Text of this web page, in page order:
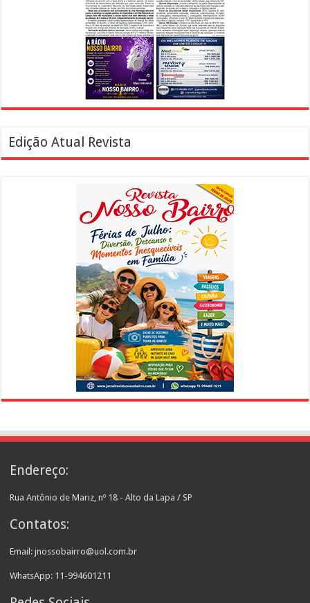
Edição Atual Revista
Endereço:
Rua Antônio de Mariz, nº 18 - Alto da Lapa / SP
Contatos:
Email: jnossobairro@uol.com.br
WhatsApp: 11-994601211